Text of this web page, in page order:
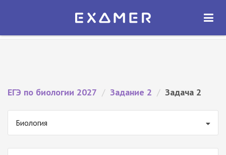
Экзамер — ЕГЭ 2027
ОТКРЫТЬ
ЕГЭ по биологии 2027 / Задание 2 / Задача 2
Биология